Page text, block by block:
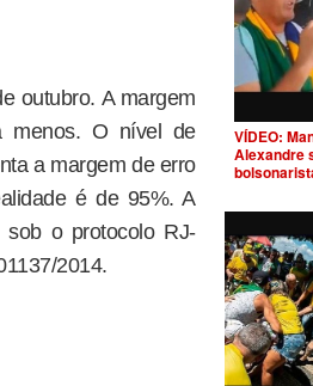
outubro. A margem
menos. O nível de
a margem de erro
é de 95%. A
sob o protocolo RJ-
2014.
VÍDEO:
Alexandre